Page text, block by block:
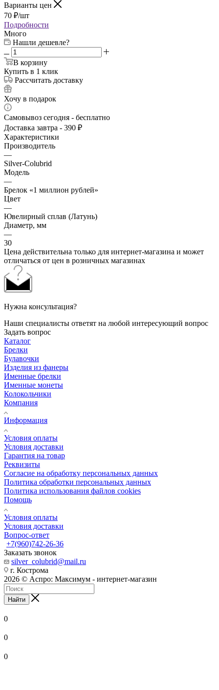
Варианты цен
70 ₽/шт
Подробности
Много
Нашли дешевле?
В корзину
Купить в 1 клик
Рассчитать доставку
Хочу в подарок
Самовывоз сегодня - бесплатно
Доставка завтра - 390 ₽
Характеристики
Производитель
—
Silver-Colubrid
Модель
—
Брелок «1 миллион рублей»
Цвет
—
Ювелирный сплав (Латунь)
Диаметр, мм
—
30
Цена действительна только для интернет-магазина и может
отличаться от цен в розничных магазинах
Нужна консультация?
Наши специалисты ответят на любой интересующий вопрос
Задать вопрос
Каталог
Брелки
Булавочки
Изделия из фанеры
Именные брелки
Именные монеты
Колокольчики
Компания
Информация
Условия оплаты
Условия доставки
Гарантия на товар
Реквизиты
Согласие на обработку персональных данных
Политика обработки персональных данных
Политика использования файлов cookies
Помощь
Условия оплаты
Условия доставки
Вопрос-ответ
+7(960)742-26-36
Заказать звонок
silver_colubrid@mail.ru
г. Кострома
2026 © Аспро: Максимум - интернет-магазин
Найти
0
0
0